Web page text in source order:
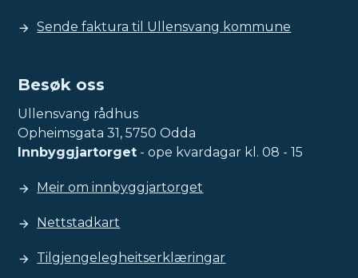
Sende faktura til Ullensvang kommune
Besøk oss
Ullensvang rådhus
Opheimsgata 31, 5750 Odda
Innbyggjartorget - ope kvardagar kl. 08 - 15
Meir om innbyggjartorget
Nettstadkart
Tilgjengelegheitserklæringar